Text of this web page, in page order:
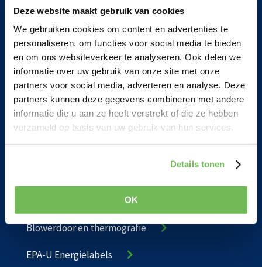
Deze website maakt gebruik van cookies
We gebruiken cookies om content en advertenties te
personaliseren, om functies voor social media te bieden
en om ons websiteverkeer te analyseren. Ook delen we
informatie over uw gebruik van onze site met onze
partners voor social media, adverteren en analyse. Deze
partners kunnen deze gegevens combineren met andere
informatie die u aan ze heeft verstrekt of die ze hebben
verzameld op basis van uw gebruik van hun services.
Details tonen
OK
Voor meer informatie
maakt u een keuze uit
onderstaande items
EPA-W Energielabels
Energielabels woningen
EPA-W maatwerkadvies
Informatieplicht Energiebesparing
Blowerdoor en thermografie
EPA-U Energielabels